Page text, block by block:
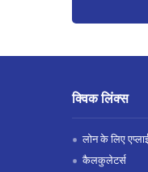
क्विक लिंक्स
लोन के लिए
कैलकुलेटर्स